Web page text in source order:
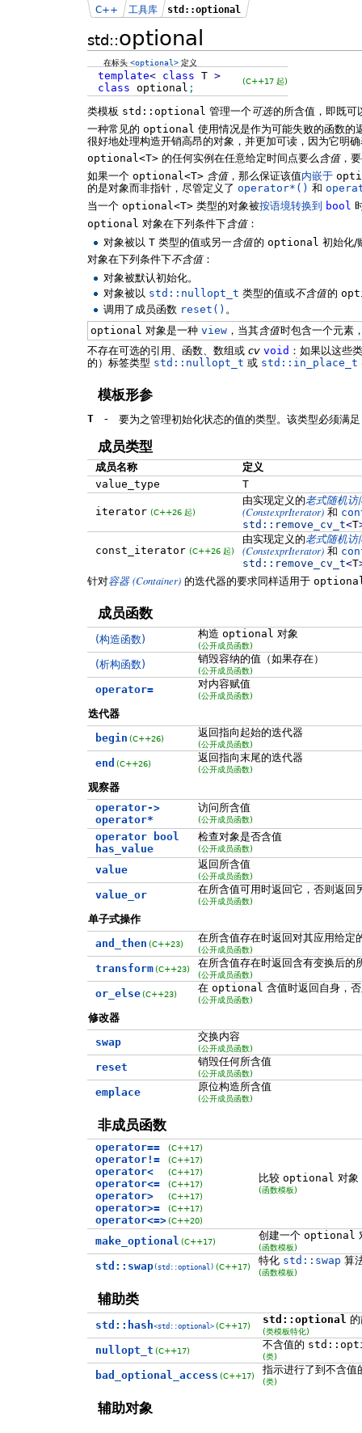
std::optional
C++ 工具库 std::optional
在标头<optional> 定义
template< class T >
class optional ;
(C++17 起)
类模板 std::optional 管理一个可选的所含值，即既可
一种常见的 optional 使用情况是作为可能失败的函数的
很好地处理构造开销高昂的对象，并更加可读，因为它明
optional<T> 的任何实例在任意给定时间点要么含值，
如果一个 optional<T> 含值，那么保证该值内嵌于
的是对象而非指针，尽管定义了 operator*() 和
当一个 optional<T> 类型的对象被按语境转换到 bool
optional 对象在下列条件下含值：
对象被以T 类型的值或另一含值的optional 初始化/
对象在下列条件下不含值：
对象被默认初始化。
对象被以 std::nullopt_t 类型的值或不含值的
调用了成员函数 reset() 。
optional 对象是一种 view，当其含值时包含一个元素
不存在可选的引用、函数、数组或 cv void ：如果以这些
的）标签类型 std::nullopt_t 或 std::in_place_t
模板形参
T - 要为之管理初始化状态的值的类型。该类型必须满足
成员类型
成员名称
定义
value_type
T
iterator (C++26 起)
由实现定义的老式随机访
(ConstexprIterator) 和
std:: remove_cv_t<T
const_iterator (C++26 起)
由实现定义的老式随机访
(ConstexprIterator) 和
std:: remove_cv_t<T
针对容器 (Container) 的迭代器的要求同样适用于
成员函数
(构造函数) 构造 optional 对象
(公开成员函数)
(析构函数) 销毁容纳的值（如果存在）
(公开成员函数)
operator= 对内容赋值
(公开成员函数)
迭代器
begin (C++26) 返回指向起始的迭代器
(公开成员函数)
end (C++26) 返回指向末尾的迭代器
(公开成员函数)
观察器
operator->
operator*
访问所含值
(公开成员函数)
operator bool
has_value
检查对象是否含值
(公开成员函数)
value 返回所含值
(公开成员函数)
value_or 在所含值可用时返回它，否则返回
(公开成员函数)
单子式操作
and_then (C++23) 在所含值存在时返回对其应用给
(公开成员函数)
transform (C++23) 在所含值存在时返回含有变换后的
(公开成员函数)
or_else (C++23) 在 optional 含值时返回自身，
(公开成员函数)
修改器
swap
交换内容
(公开成员函数)
reset 销毁任何所含值
(公开成员函数)
emplace 原位构造所含值
(公开成员函数)
非成员函数
operator==
operator!=
operator<
operator<=
operator>
operator>=
operator<=>
(C++17)
(C++17)
(C++17)
(C++17)
(C++17)
(C++17)
(C++20)
比较 optional 对象
(函数模板)
make_optional (C++17) 创建一个 optional
(函数模板)
std::swap(std::optional) (C++17) 特化 std::swap 算
(函数模板)
辅助类
std::hash<std::optional> (C++17) std::optional
(类模板特化)
nullopt_t (C++17) 不含值的
(类)
bad_optional_access (C++17) 指示进行了到不含值
(类)
辅助对象